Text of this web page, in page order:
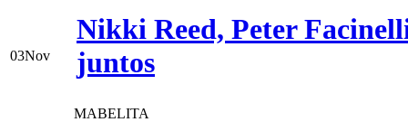
03Nov
Nikki Reed, Peter
juntos
MABELITA